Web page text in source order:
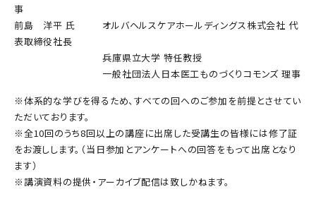
事
前島 洋平 氏 オルバヘルスケアホールディングス株式会社 代
表取締役社長
兵庫県立大学 特任教授
一般社団法人日本医工ものづくりコモンズ 理事
※体系的な学びを得るため、すべての回へのご参加を前提とさせてい
ただいております。
※全10回のうち8回以上の講座に出席した受講生の皆様には修了証
をお渡しします。（当日参加とアンケートへの回答をもって出席となり
ます）
※講演資料の提供・アーカイブ配信は致しかねます。